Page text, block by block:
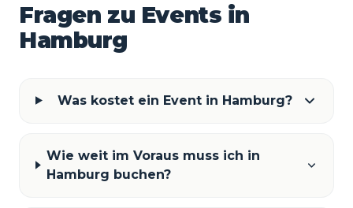
Fragen zu Events in
Hamburg
Was kostet ein Event in Hamburg?
Wie weit im Voraus muss ich in
Hamburg buchen?